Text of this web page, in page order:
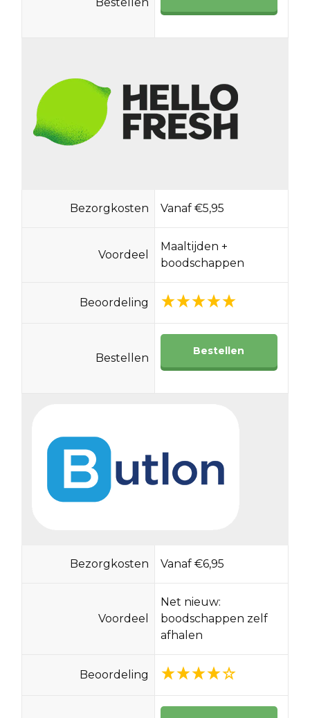
Bezorgkosten Vanaf €5,95
Voordeel
Maaltijden +
boodschappen
Beoordeling
Bestellen
Bestellen
Bezorgkosten Vanaf €6,95
Voordeel
Net nieuw:
boodschappen zelf
afhalen
Beoordeling